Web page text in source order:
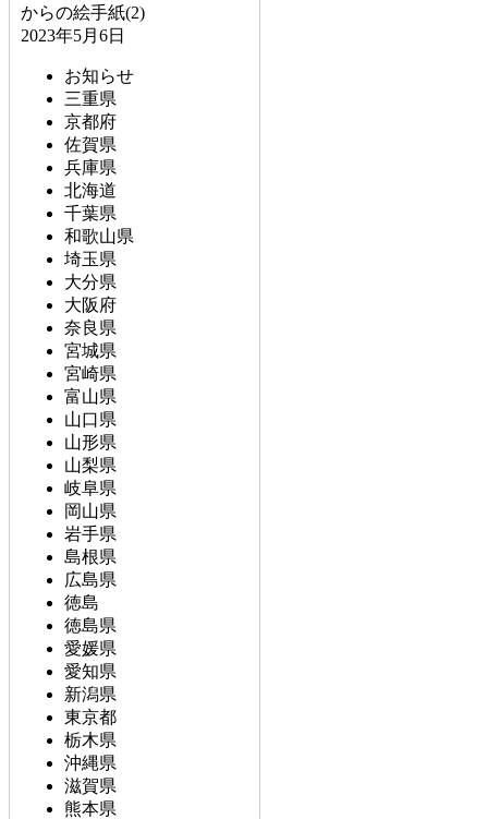
からの絵手紙(2)
2023年5月6日
お知らせ
三重県
京都府
佐賀県
兵庫県
北海道
千葉県
和歌山県
埼玉県
大分県
大阪府
奈良県
宮城県
宮崎県
富山県
山口県
山形県
山梨県
岐阜県
岡山県
岩手県
島根県
広島県
徳島
徳島県
愛媛県
愛知県
新潟県
東京都
栃木県
沖縄県
滋賀県
熊本県